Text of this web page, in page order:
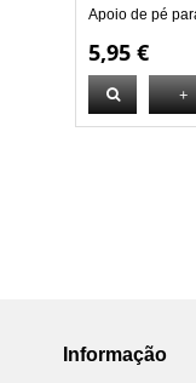
Apoio de pé
5,95 €
+
Informação